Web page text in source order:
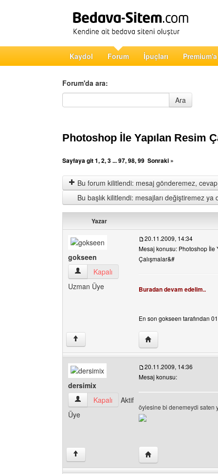
Kaydol Forum İpuçları
Forum'da ara:
Forum'da ara
Ara
Photoshop İle Yapılan Resim
Sayfaya git1,2,3...97,98,99 Sonraki »
Bu forum kilitlendi: mesaj gönderemez,
Bu başlık kilitlendi: mesajları değiştiremez ya
Yazar
gokseen
gokseen Kullanıcının profilini görüntüle
Kapalı
Uzman Üye
20.11.2009, 14:34
Mesaj konusu: Photoshop İle
Çalışmalar&#
Buradan devam edelim..
En son gokseen tarafından
↑ Yazarın web sitesini
dersimix
dersimix Kullanıcının profilini görüntüle
Kapalı
Aktif
Üye
20.11.2009, 14:36
Mesaj konusu:
öylesine bi denemeydi saten
↑ Yazarın web sitesini